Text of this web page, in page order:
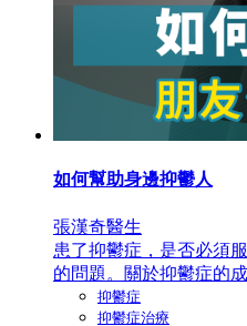
如何幫助身邊抑鬱人
張漢奇醫生
患了抑鬱症，是否必須
的問題。關於抑鬱症的
抑鬱症
抑鬱症治療